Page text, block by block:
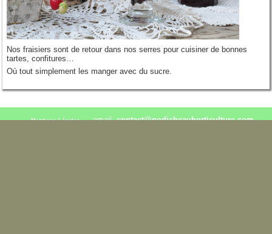
Nos fraisiers sont de retour dans nos serres pour cuisiner de bonnes
tartes, confitures…
Où tout simplement les manger avec du sucre.
Mentions Légales email.contact@godicheauhorticulture.com